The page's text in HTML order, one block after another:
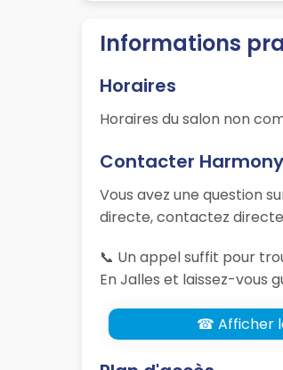
Informations
Horaires
Horaires du salon non
Contacter
Vous avez une question
directe, contactez
📞 Un appel suffit pour
En Jalles et laissez-vous
☎ Afficher